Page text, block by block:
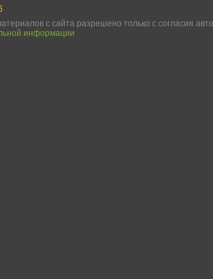
с сайта разрешено только с согласия
информации